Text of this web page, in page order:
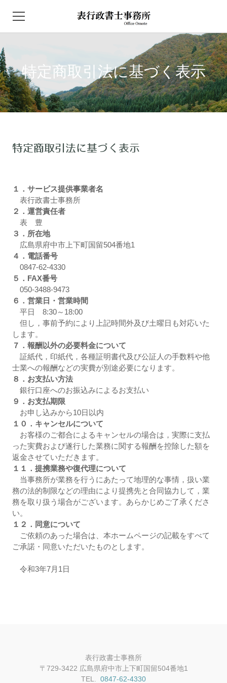
特定商取引法に基づく表示
特定商取引法に基づく表示
１．サービス提供事業者名
表行政書士事務所
２．運営責任者
表 豊
３．所在地
広島県府中市上下町国留504番地1
４．電話番号
0847-62-4330
５．FAX番号
050-3488-9473
６．営業日・営業時間
平日 8:30～18:00
但し，事前予約により上記時間外及び土曜日も対応いた
します。
７．報酬以外の必要料金について
証紙代，印紙代，各種証明書代及び公証人の手数料や他
士業への報酬などの実費が別途必要になります。
８．お支払い方法
銀行口座へのお振込みによるお支払い
９．お支払期限
お申し込みから10日以内
１０．キャンセルについて
お客様のご都合によるキャンセルの場合は，実際に支払
った実費および遂行した業務に関する報酬を控除した額を
返金させていただきます。
１１．提携業務や復代理について
当事務所が業務を行うにあたって地理的な事情，扱い業
務の法的制限などの理由により提携先と合同協力して，業
務を取り扱う場合がございます。あらかじめご了承くださ
い。
１２．同意について
ご依頼のあった場合は、本ホームページの記載をすべて
ご承諾・同意いただいたものとします。
令和3年7月1日
表行政書士事務所
〒729-3422 広島県府中市上下町国留504番地1
TEL. 0847-62-4330
NEWS
事務所概要
自動車保管場所証明
農地法に基づく許認可
アクセス
よく寄せられるご質問
お問い合わせ
お客様の個人情報保護に関する基
本方針
特定商取引法に基づく表示
GALLERY
リンク